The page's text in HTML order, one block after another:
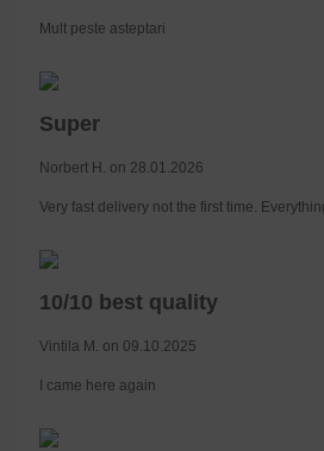
Mult peste asteptari
Super
Norbert H. on 28.01.2026
Very fast delivery not the first time.
10/10 best quality
Vintila M. on 09.10.2025
I came here again